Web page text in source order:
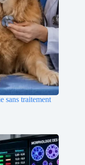
sans traitement